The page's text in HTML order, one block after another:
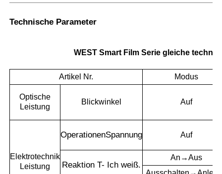
Technische Parameter
WEST Smart Film Serie gleiche
Artikel Nr. Modus
Optische
Leistung
Blickwinkel Auf
Elektrotechnik
Leistung
OperationenSpannung Auf
Reaktion T- Ich weiß.
An→Aus